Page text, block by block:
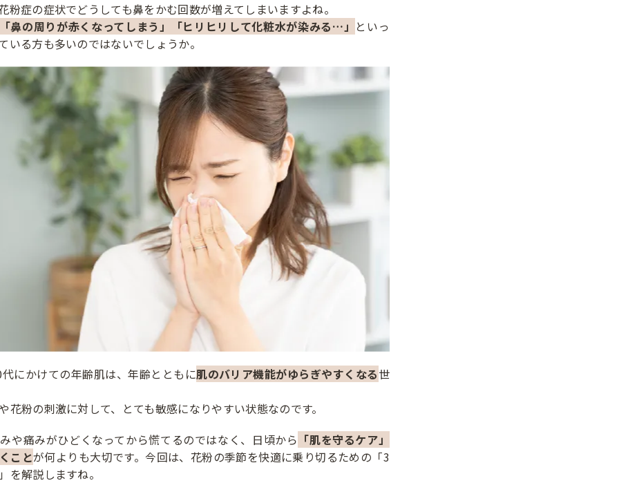
粉症の症状でどうしても鼻をかむ回数が増えてしまいますよね。
鼻の周りが赤くなってしまう」「ヒリヒリして化粧水が染みる…」 といっ
いる方も多いのではないでしょうか。
にかけての年齢肌は、年齢とともに肌のバリア機能がゆらぎやすくなる世
花粉の刺激に対して、とても敏感になりやすい状態なのです。
や痛みがひどくなってから慌てるのではなく、日頃から 「肌を守るケア」
ことが何よりも大切です。今回は、花粉の季節を快適に乗り切るための「3
を解説しますね。